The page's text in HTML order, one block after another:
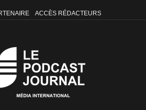
ACCÈS RÉDACTEURS